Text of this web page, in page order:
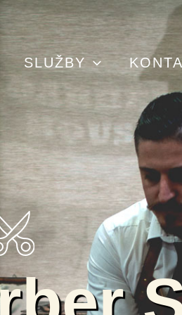
SLUŽBY